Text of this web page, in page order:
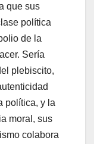
que sus
política
de la
Sería
plebiscito,
política, y la
moral, sus
colabora